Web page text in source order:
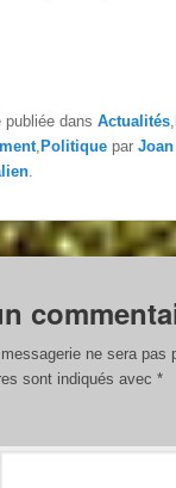
publiée dansActualités,
, Politique par
.
ne sera pas
sont indiqués avec*